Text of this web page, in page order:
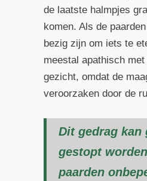
de laatste halmpjes
komen. Als de
bezig zijn om iets te
meestal apathisch
gezicht, omdat de
veroorzaken door de
Dit gedrag kan
gestopt
paarden